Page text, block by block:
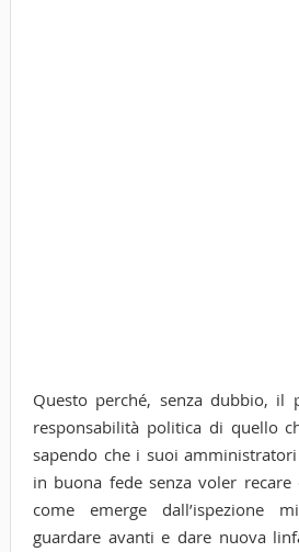
Questo perché, senza dubbio, il
responsabilità politica di quello
sapendo che i suoi
in buona fede senza voler
come emerge dall’ispezione
guardare avanti e dare nuova